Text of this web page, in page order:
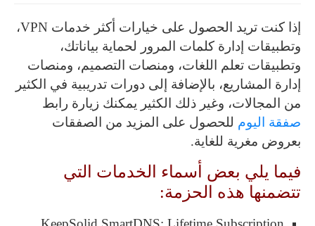
إذا كنت تريد الحصول على خيارات أكثر خدمات VPN،
وتطبيقات إدارة كلمات المرور لحماية بياناتك،
وتطبيقات تعلم اللغات، ومنصات التصميم، ومنصات
إدارة المشاريع، بالإضافة إلى دورات تدريبية في الكثير
من المجالات، وغير ذلك الكثير يمكنك زيارة رابط
صفقة اليوم للحصول على المزيد من الصفقات
بعروض مغرية للغاية.
فيما يلي بعض أسماء الخدمات التي
تتضمنها هذه الحزمة: